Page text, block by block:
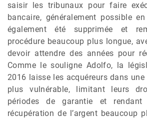
saisir les tribunaux pour faire
bancaire, généralement possible
également été supprimée et
procédure beaucoup plus longue,
devoir attendre des années pour
Comme le souligne Adolfo, la
2016 laisse les acquéreurs dans
plus vulnérable, limitant leurs
périodes de garantie et
récupération de l’argent beaucoup